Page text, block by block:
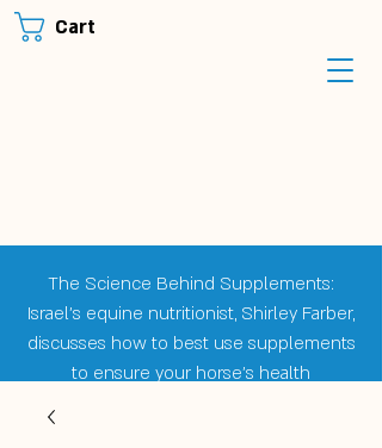
Cart
The Science Behind Supplements:
Israel's equine nutritionist, Shirley Farber,
discusses how to best use supplements
to ensure your horse's health